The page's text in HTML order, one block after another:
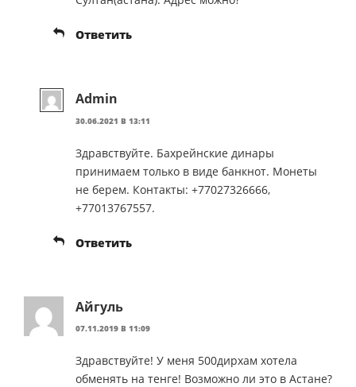
Ответить
Admin
30.06.2021 В 13:11
Здравствуйте. Бахрейнские динары
принимаем только в виде банкнот. Монеты
не берем. Контакты: +77027326666,
+77013767557.
Ответить
Айгуль
07.11.2019 В 11:09
Здравствуйте! У меня 500дирхам хотела
обменять на тенге! Возможно ли это в Астане?